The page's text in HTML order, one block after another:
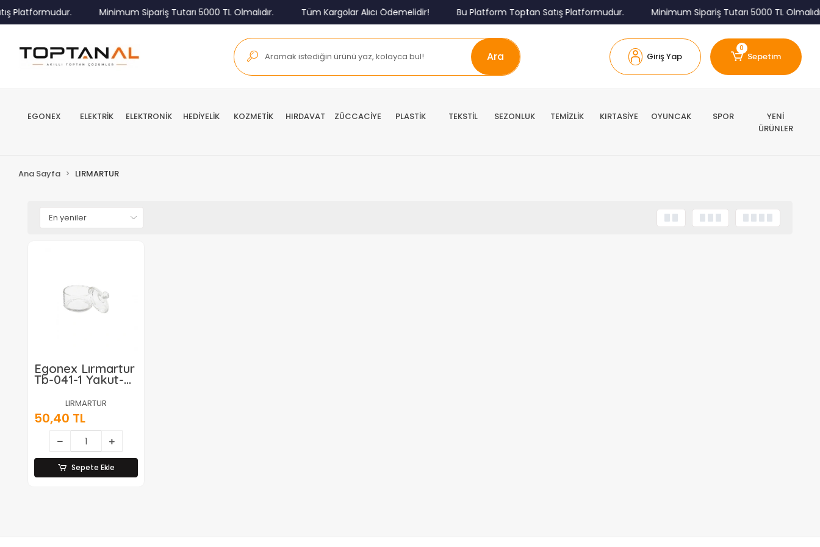
Platformudur. Minimum Sipariş Tutarı 5000 TL Olmalıdır. Tüm Kargolar Alıcı Ödemelidir! Bu Platform Toptan Satış Platformudur. Minimum Sipariş Tutarı 5000 TL
Ara Giriş Yap
0
Sepetim
EGONEX ELEKTRİK ELEKTRONİK HEDİYELİK KOZMETİK HIRDAVAT ZÜCCACİYE PLASTİK TEKSTİL SEZONLUK TEMİZLİK KIRTASİYE OYUNCAK SPOR
YENİ
ÜRÜNLER
Ana Sayfa LIRMARTUR
Egonex Lırmartur
Tb-041-1 Yakut-
Kapaklı ( Cam )
Şekerlik 90ml*60
LIRMARTUR
50,40 TL
Sepete Ekle